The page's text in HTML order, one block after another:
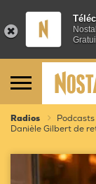
Radios Podcasts
Danièle Gilbert de